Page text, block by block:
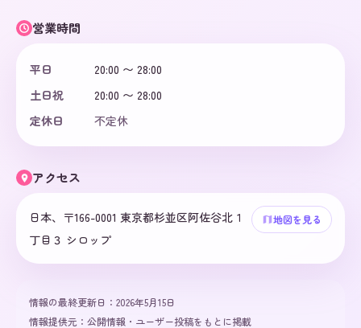
営業時間
平日
20:00 〜 28:00
土日祝
20:00 〜 28:00
定休日
不定休
アクセス
日本、〒166-0001 東京都杉並区阿佐谷北１
丁目３ シロップ
地図を見る
情報の最終更新日： 2026年5月15日
情報提供元： 公開情報・ユーザー投稿をもとに掲載